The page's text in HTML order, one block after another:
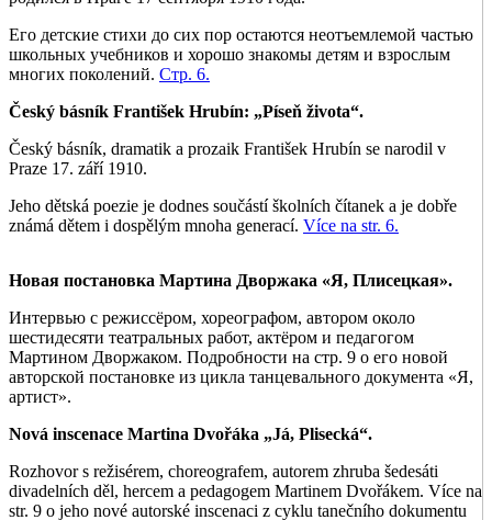
Его детские стихи до сих пор остаются неотъемлемой частью
школьных учебников и хорошо знакомы детям и взрослым
многих поколений. Стр. 6.
Český básník František Hrubín: „Píseň života“.
Český básník, dramatik a prozaik František Hrubín se narodil v
Praze 17. září 1910.
Jeho dětská poezie je dodnes součástí školních čítanek a je dobře
známá dětem i dospělým mnoha generací. Více na str. 6.
Новая постановка Мартина Дворжака «Я, Плисецкая».
Интервью с режиссёром, хореографом, автором около
шестидесяти театральных работ, актёром и педагогом
Мартином Дворжаком. Подробности на стр. 9 о его новой
авторской постановке из цикла танцевального документа «Я,
артист».
Nová inscenace Martina Dvořáka „Já, Plisecká“.
Rozhovor s režisérem, choreografem, autorem zhruba šedesáti
divadelních děl, hercem a pedagogem Martinem Dvořákem. Více na
str. 9 o jeho nové autorské inscenaci z cyklu tanečního dokumentu